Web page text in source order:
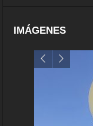
IMÁGENES